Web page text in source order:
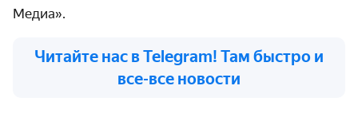
Медиа».
Читайте нас в Telegram! Там быстро и
все-все новости